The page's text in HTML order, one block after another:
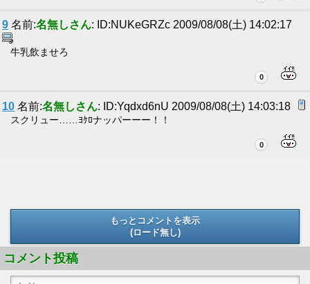
9 名前:名無しさん: ID:NUKeGRZc 2009/08/08(土) 14:02:17
牛乳飲ませろ
0
10 名前:名無しさん: ID:Yqdxd6nU 2009/08/08(土) 14:03:18
スクリュー……ﾖｹﾛナッパーーー！！
0
もっとコメントを表示
(ロード無し)
コメント投稿